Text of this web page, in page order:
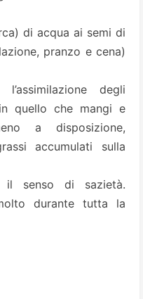
di acqua ai semi di
pranzo e cena)
degli
quello che mangi e
a disposizione,
accumulati sulla
il senso di sazietà.
durante tutta la